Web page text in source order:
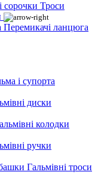
Троси
Перемикачі ланцюга
і супорта
диски
колодки
ручки
Гальмівні троси